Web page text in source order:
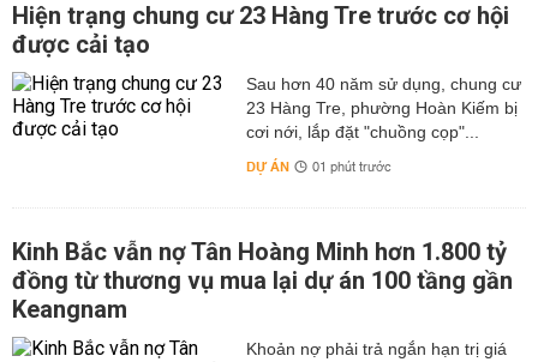
Hiện trạng chung cư 23 Hàng Tre trước cơ hội
được cải tạo
Sau hơn 40 năm sử dụng, chung cư
23 Hàng Tre, phường Hoàn Kiếm bị
cơi nới, lắp đặt "chuồng cọp"...
DỰ ÁN 01 phút trước
Kinh Bắc vẫn nợ Tân Hoàng Minh hơn 1.800 tỷ
đồng từ thương vụ mua lại dự án 100 tầng gần
Keangnam